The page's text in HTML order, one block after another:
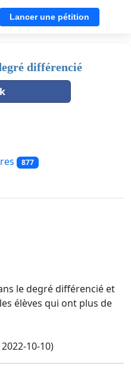
Lancer une pétition
différencié
877
le degré différencié et
élèves qui ont plus de
10-10)